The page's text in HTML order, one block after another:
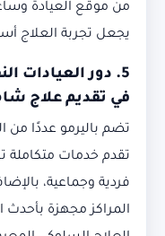
من موقع العيادة
يجعل تجربة العلاج
5. دور العيادات
في تقديم علاج
تضم باليرمو عددًا من
تقدم خدمات متكاملة
فردية وجماعية،
المراكز مجهزة بأحدث